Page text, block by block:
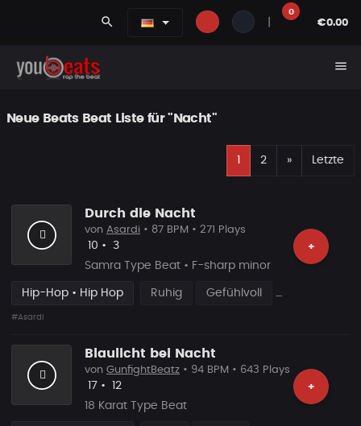
search
0
€0.00
menu
Neue Beats Beat Liste für "Nacht"
2 »Nächste
Letzte
Durch die Nacht
+
von Asardi • 87 BPM • 271 Plays
Likes
10 • Vorgeschlagen
3
Samra Type Beat • F-sharp minor
Hip-Hop • Hip Hop Ruhig Gefühlvoll
#Asardi
Blaulicht bei Nacht
+
von GunfightBeatz • 94 BPM • 643 Plays
Likes
17 • Vorgeschlagen
12
18 Karat Type Beat